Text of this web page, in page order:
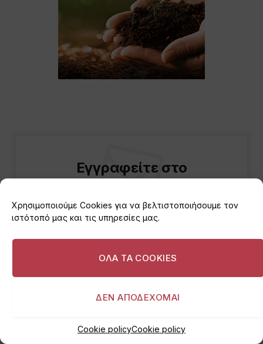
Χρησιμοποιούμε Cookies για να βελτιστοποιήσουμε τον
ιστότοπό μας και τις υπηρεσίες μας.
ΟΛΑ ΤΑ COOKIES
ΔΕΝ ΑΠΟΔΕΧΟΜΑΙ
Cookie policyCookie policy
Εγγραφείτε στο
Κάντε εγγραφή στο newsletter για να
μαθαίνετε πρώτοι τα τελευταία νέα και τις
σημαντικές εξελίξεις.
Με την εγγραφή σας, αποδέχεστε την